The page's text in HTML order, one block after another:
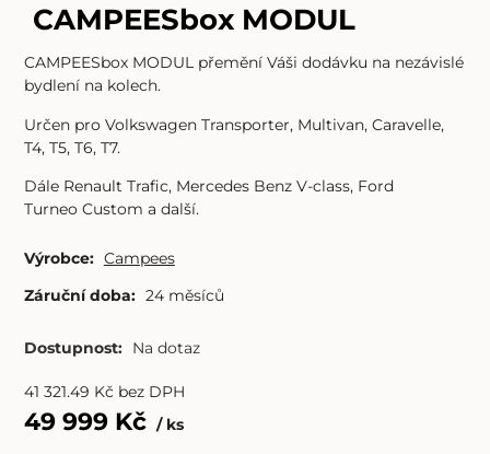
CAMPEESbox MODUL
CAMPEESboxMODUL přemění Váši dodávku na nezávislé
bydlení na kolech.
Určen pro Volkswagen Transporter, Multivan, Caravelle,
T4, T5, T6, T7.
Dále Renault Trafic, Mercedes Benz V-class, Ford
Turneo Custom a další.
Výrobce: Campees
Záruční doba: 24 měsíců
Dostupnost: Na dotaz
41 321.49 Kč bez DPH
49 999Kč ks